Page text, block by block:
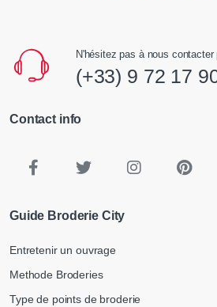
N'hésitez pas à nous
(+33) 9 72 17
Contact info
Guide Broderie City
Entretenir un ouvrage
Methode Broderies
Type de points de broderie